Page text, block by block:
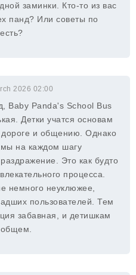
заминки. Кто-то из вас
панд? Или советы по
2026 02:00
Baby Panda's School Bus
Детки учатся основам
дороге и общению. Однако
на каждом шагу
Это как будто
процесса.
немного неуклюжее,
пользователей. Тем
забавная, и детишкам